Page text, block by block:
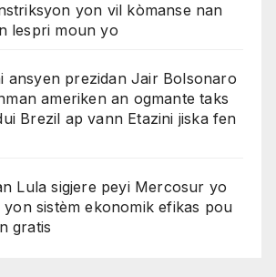
yon vil kòmanse nan
lespri moun yo
ansyen prezidan Jair Bolsonaro
ameriken an ogmante taks
Brezil ap vann Etazini jiska fen
Lula sigjere peyi Mercosur yo
yon sistèm ekonomik efikas pou
gratis